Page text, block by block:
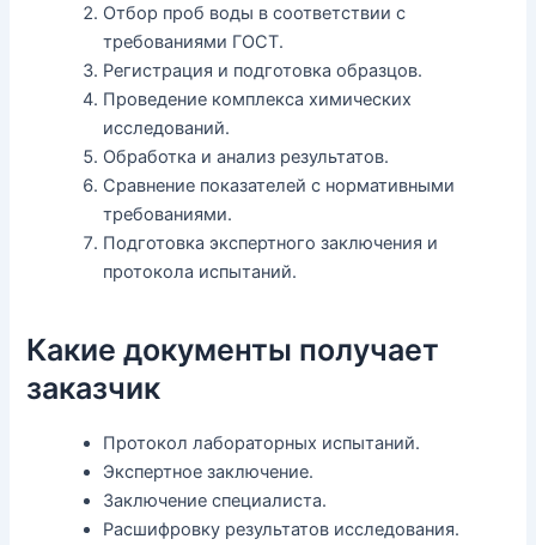
Отбор проб воды в соответствии с
требованиями ГОСТ.
Регистрация и подготовка образцов.
Проведение комплекса химических
исследований.
Обработка и анализ результатов.
Сравнение показателей с нормативными
требованиями.
Подготовка экспертного заключения и
протокола испытаний.
Какие документы получает
заказчик
Протокол лабораторных испытаний.
Экспертное заключение.
Заключение специалиста.
Расшифровку результатов исследования.